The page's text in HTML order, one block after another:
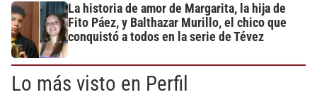
La historia de amor de Margarita, la hija de
Fito Páez, y Balthazar Murillo, el chico que
conquistó a todos en la serie de Tévez
Lo más visto en Perfil